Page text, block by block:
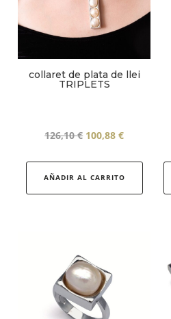
collaret de plata de llei
TRIPLETS
126,10€ El
100,88€El
AÑADIR AL CARRITO